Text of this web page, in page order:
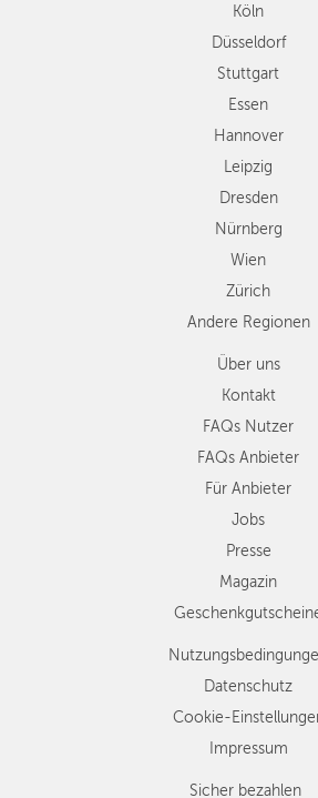
Nürnberg
Regionen
Köln
Düsseldorf
Stuttgart
Essen
Hannover
Leipzig
Dresden
Nürnberg
Wien
Zürich
Andere Regionen
Über uns
Kontakt
FAQs Nutzer
FAQs Anbieter
Für Anbieter
Jobs
Presse
Magazin
Datenschutz
Cookie-
Impressum
Sicher bezahlen